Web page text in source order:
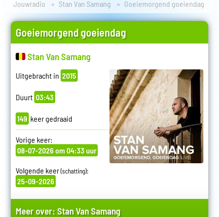
Jouwradio Stan Van Samang Goeiemorgend goeiendag
Goeiemorgend goeiendag
Stan Van Samang
Uitgebracht in 2015
Duurt 03:43
149 keer gedraaid
Vorige keer:
08-07-2026 om 04:33 uur
Volgende keer(schatting):
25-09-2026
Meer over:Stan Van Samang